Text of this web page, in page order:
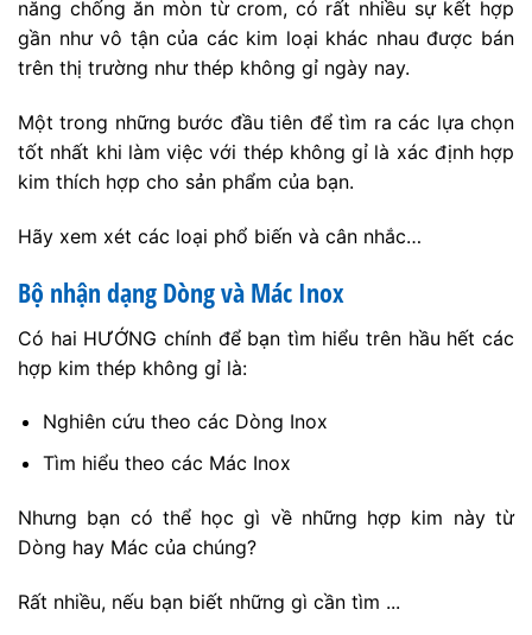
năng chống ăn mòn từ crom, có rất nhiều sự kết hợp
gần như vô tận của các kim loại khác nhau được bán
trên thị trường như thép không gỉ ngày nay.
Một trong những bước đầu tiên để tìm ra các lựa chọn
tốt nhất khi làm việc với thép không gỉ là xác định hợp
kim thích hợp cho sản phẩm của bạn.
Hãy xem xét các loại phổ biến và cân nhắc…
Bộ nhận dạng Dòng và Mác Inox
Có hai HƯỚNG chính để bạn tìm hiểu trên hầu hết các
hợp kim thép không gỉ là:
Nghiên cứu theo các Dòng Inox
Tìm hiểu theo các Mác Inox
Nhưng bạn có thể học gì về những hợp kim này từ
Dòng hay Mác của chúng?
Rất nhiều, nếu bạn biết những gì cần tìm ...